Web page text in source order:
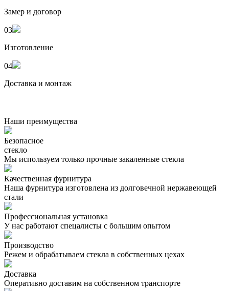
Замер и договор
03
Изготовление
04
Доставка и монтаж
Наши преимущества
Безопасное
стекло
Мы используем только прочные закаленные стекла
Качественная фурнитура
Наша фурнитура изготовлена из долговечной нержавеющей
стали
Профессиональная установка
У нас работают спецалисты с большим опытом
Производство
Режем и обрабатываем стекла в собственных цехах
Доставка
Оперативно доставим на собственном транспорте